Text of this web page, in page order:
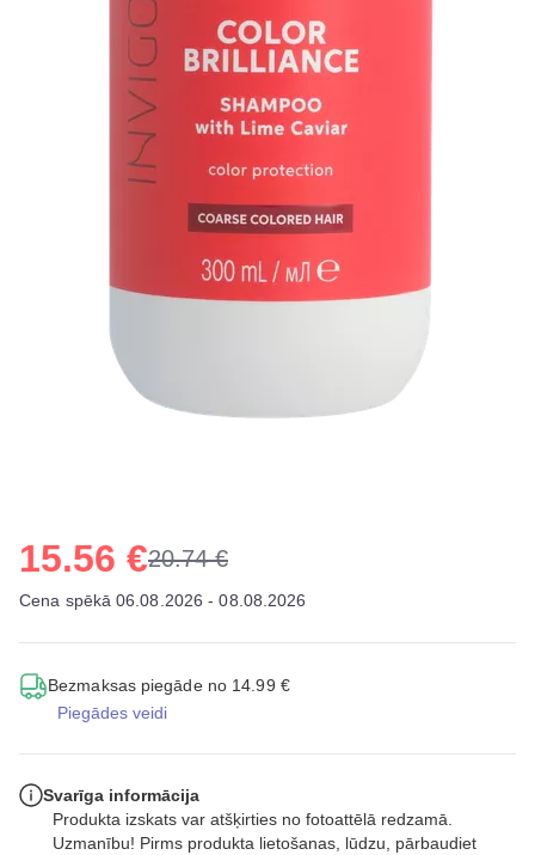
15.56 €20.74 €
Cena spēkā 06.08.2026 - 08.08.2026
Bezmaksas piegāde no 14.99 €
Piegādes veidi
Svarīga informācija
Produkta izskats var atšķirties no fotoattēlā redzamā.
Uzmanību! Pirms produkta lietošanas, lūdzu, pārbaudiet